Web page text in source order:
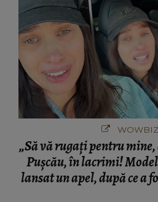
„Să vă rugați pentru
Pușcău, în lacrimi!
lansat un apel, după ce a